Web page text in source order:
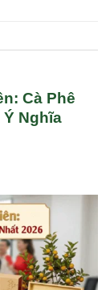
Cà Phê
Nghĩa